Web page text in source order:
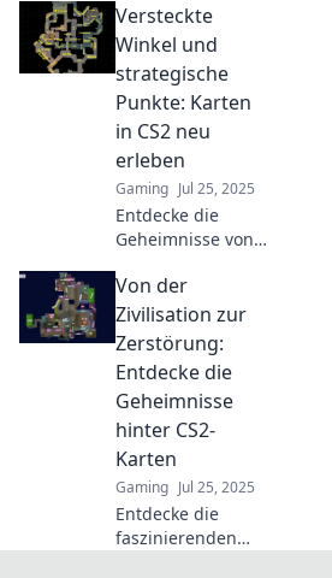
den Karten von
CS2! Tauche ein in
ihre Narrative und
erlebe das Spiel
auf eine ganz
neue Art!
Versteckte
Winkel und
strategische
Punkte: Karten
in CS2 neu
erleben
Gaming Jul 25, 2025
Entdecke die
Geheimnisse von
Winkel und
strategische
Punkte, um dein
Gameplay auf ein
neues Level zu
heben!
Von der
Zivilisation zur
Zerstörung:
Entdecke die
Geheimnisse
hinter CS2-
Karten
Gaming Jul 25, 2025
Entdecke die
faszinierenden